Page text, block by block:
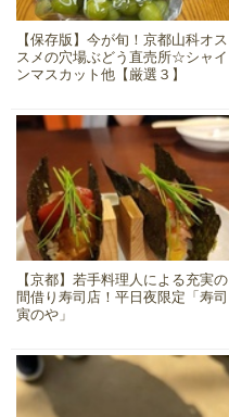
【保存版】今が旬！京都山科オス
スメの穴場ぶどう直売所☆シャイ
ンマスカット他【厳選３】
【京都】若手料理人による充実の
間借り寿司店！平日夜限定「寿司
寅のや」